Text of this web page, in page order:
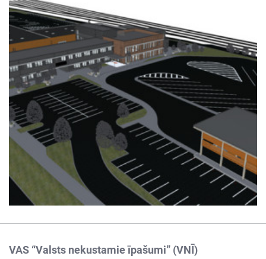
VAS “Valsts nekustamie īpašumi” (VNĪ)